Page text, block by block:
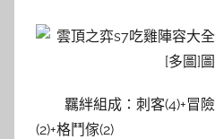
羈絆組成：刺客(4)+冒
(2)+格鬥傢(2)